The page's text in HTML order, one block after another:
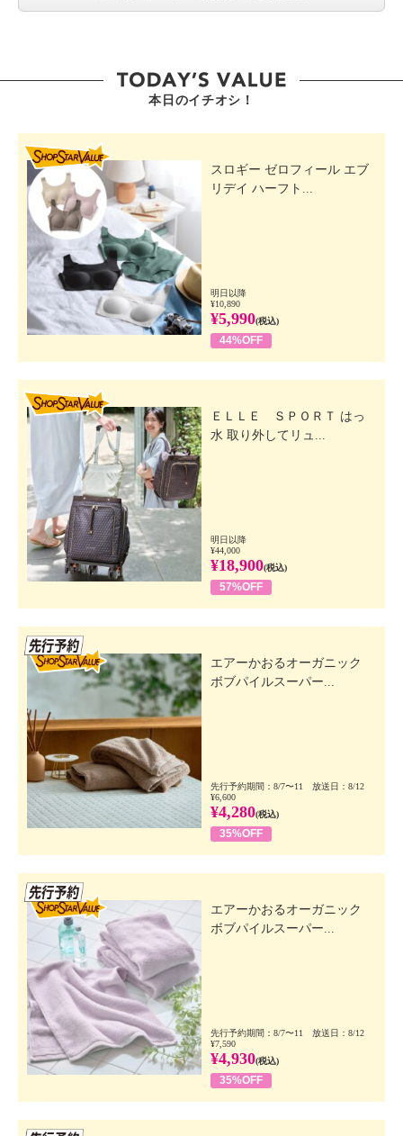
本日のイチオシ！
スロギー ゼロフィール エブ
リデイ ハーフト...
明日以降
¥10,890
¥5,990(税込)
44%OFF
ＥＬＬＥ ＳＰＯＲＴ はっ
水 取り外してリュ...
明日以降
¥44,000
¥18,900(税込)
57%OFF
エアーかおるオーガニック
ボブパイルスーパー...
先行予約期間：8/7〜11 放送日：8/12
¥6,600
¥4,280(税込)
35%OFF
エアーかおるオーガニック
ボブパイルスーパー...
先行予約期間：8/7〜11 放送日：8/12
¥7,590
¥4,930(税込)
35%OFF